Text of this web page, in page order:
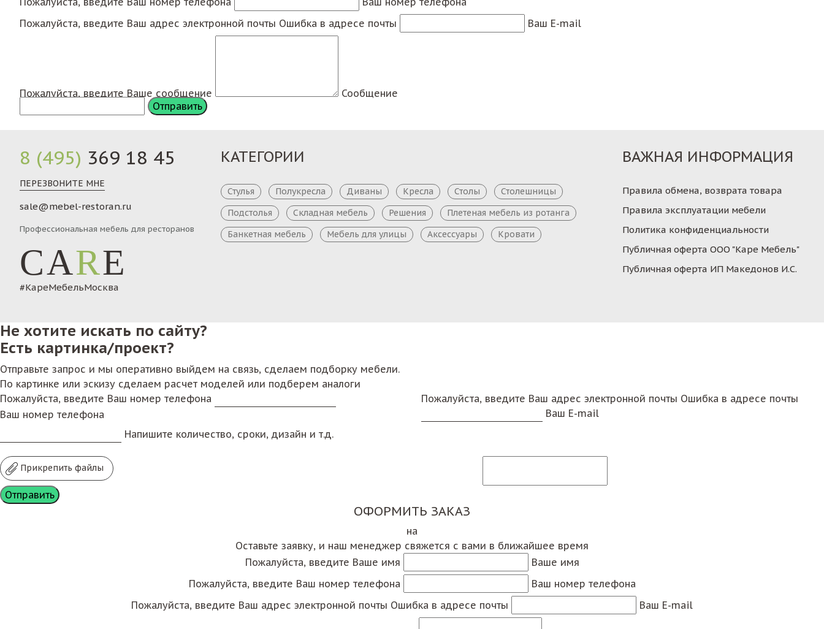
Пожалуйста, введите Ваш адрес электронной почты Ошибка в адресе почты Ваш E-mail
Пожалуйста, введите Ваше сообщение Сообщение
8 (495) 369 18 45
ПЕРЕЗВОНИТЕ МНЕ
sale@mebel-restoran.ru
Профессиональная мебель для ресторанов
CARE
#КареМебельМосква
КАТЕГОРИИ
Стулья Полукресла Диваны Кресла Столы
Столешницы
Подстолья
Складная мебель Решения
Плетеная мебель из ротанга
Банкетная мебель
Мебель для улицы Аксессуары Кровати
ВАЖНАЯ ИНФОРМАЦИЯ
Правила обмена, возврата товара
Правила эксплуатации мебели
Политика конфиденциальности
Публичная оферта ООО "Каре Мебель"
Публичная оферта ИП Македонов И.С.
Не хотите искать по сайту?
Есть картинка/проект?
Отправьте запрос и мы оперативно выйдем на связь, сделаем подборку мебели.
По картинке или эскизу сделаем расчет моделей или подберем аналоги
Пожалуйста, введите Ваш номер телефона
Ваш номер телефона
Пожалуйста, введите Ваш адрес электронной почты Ошибка в адресе почты
Ваш E-mail
Напишите количество, сроки, дизайн и т.д.
Прикрепить файлы
ОФОРМИТЬ ЗАКАЗ
на
Оставьте заявку, и наш менеджер свяжется с вами в ближайшее время
Пожалуйста, введите Ваше имя
Ваше имя
Пожалуйста, введите Ваш номер телефона
Ваш номер телефона
Пожалуйста, введите Ваш адрес электронной почты Ошибка в адресе почты Ваш E-mail